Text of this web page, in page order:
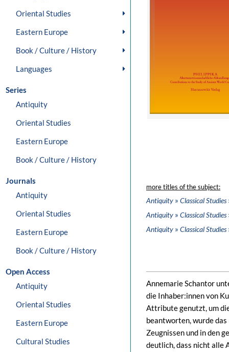
Oriental Studies
Eastern Europe
Book / Culture / History
Languages
Series
Antiquity
Oriental Studies
Eastern Europe
Book / Culture / History
Journals
Antiquity
Oriental Studies
Eastern Europe
Book / Culture / History
Open Access
Antiquity
Oriental Studies
Eastern Europe
Cultural Studies
more titles of the subject:
Antiquity » Classical Studies
Antiquity » Classical Studies
Antiquity » Classical Studies
Annemarie Schantor
die Inhaber:innen von
Attribute genutzt, um
beantworten, wurde
Zeugnissen und in den
deutlich, dass nicht alle